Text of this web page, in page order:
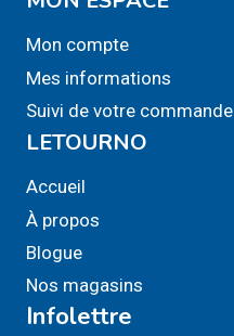
Mon compte
Mes informations
Suivi de votre commande
LETOURNO
Accueil
À propos
Blogue
Nos magasins
Infolettre